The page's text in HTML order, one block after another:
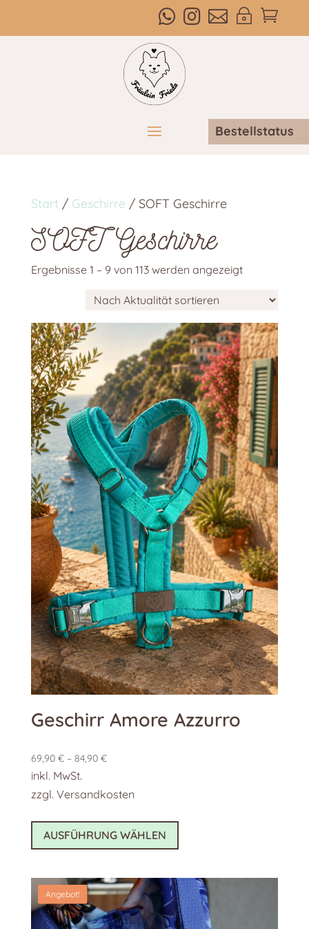

~



Bestellstatus
Start / Geschirre / SOFT Geschirre
SOFT Geschirre
Ergebnisse 1 – 9 von 113 werden angezeigtNach
sortiert
Geschirr Amore Azzurro
69,90 €– 84,90 €
inkl. MwSt.
zzgl. Versandkosten
AUSFÜHRUNG WÄHLEN
Dieses
mehrere
Varianten
auf.
Angebot!